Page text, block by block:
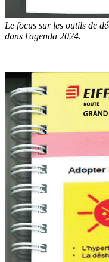
Le focus sur les outils de
dans l'agenda 2024.